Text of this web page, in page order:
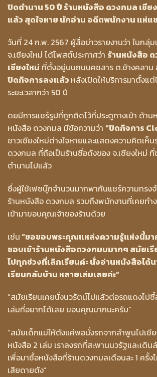
ปิดตำนาน 50 ปี ร้านหนังสือ ดวงกมล เชีย
แล้ว สุดใจหาย นักอ่าน อดีตพนักงาน แห่แ
วันที่ 24 ก.พ. 2567 ผู้สื่อข่าวรายงานว่า ในกลุ่
จ.เชียงใหม่ ได้โพสต์ประกาศว่า ร้านหนังสือ
เชียงใหม่ ที่ตั้งอยู่บนถนนคชสาร ต.ช้างคลาน
ปิดกิจการลงแล้ว หลังเปิดให้บริการมาตั้งแต่
ระยะเวลากว่า 50 ปี
ดยมีการแชร์รูปที่ถูกติดไว้ที่ประตูทางเข้า ด้าน
หนังสือ ดวงกมล มีข้อความว่า “ปิดกิจการ
ชาวเชียงใหม่ต่างใจหายและแสดงความคิดเห็
ดวงกมล ที่ถือเป็นร้านชื่อดังของ จ.เชียงใหม่
ตำนานไปแล้ว
ซึ่งผู้ใช้เฟซบุ๊กจำนวนมากพากันแชร์ความทรงจ
ร้านหนังสือ ดวงกมล รวมถึงพนักงานที่เคยทำ
เข้ามาขอบคุณเจ้าของร้านด้วย
เช่น“ขอขอบพระคุณแหล่งความรู้แห่งนี้มา
ชอบเข้าร้านหนังสือดวงกมบมากๆ สมัยเรี
ไปทุกช่วงที่เลิกเรียนค่ะ นั่งอ่านหนังสือได้
เรียนกลับบ้าน หลายเล่มเลยค่ะ”
“สมัยเรียนเคยนั่งนวรัตน์ไปแล้วต่อรถแดงไป
เล่มที่อยากได้เลย ขอบคุณมากนะครับ”
“สมัยเด็กแม่ให้ตังแค่พอนั่งรถจากลำพูนไปเชี
หนังสือ 2 เล่ม เราลงรถที่สะพานนวรัฐและเดิน
เพื่อมาซื้อหนังสือที่ร้านดวงกมลเดือนละ 1 ครั้ง
เสียดายตัง”